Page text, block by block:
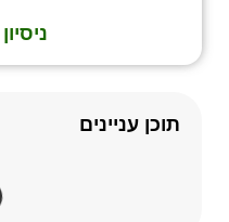
תוכן עניינים